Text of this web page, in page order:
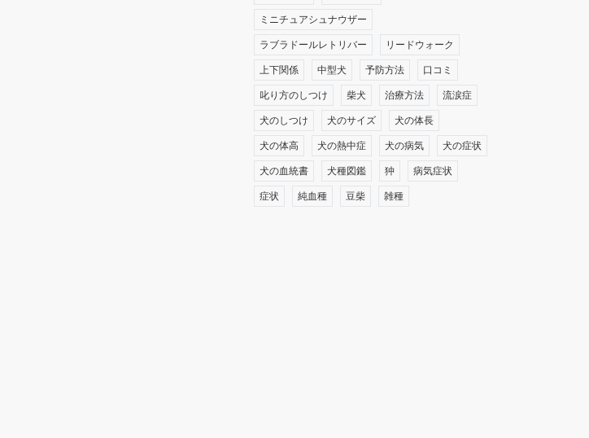
ミニチュアシュナウザー
ラブラドールレトリバー リードウォーク
上下関係 中型犬 予防方法 口コミ
叱り方のしつけ 柴犬 治療方法 流涙症
犬のしつけ 犬のサイズ 犬の体長
犬の体高 犬の熱中症 犬の病気 犬の症状
犬の血統書 犬種図鑑 狆 病気症状
症状 純血種 豆柴 雑種